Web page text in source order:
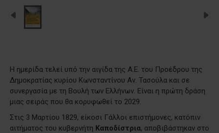
Η ημερίδα τελεί υπό την αιγίδα της Α.Ε. του Προέδρου της
Δημοκρατίας κυρίου Κωνσταντίνου Αν. Τασούλα και σε
συνεργασία με τη Βουλή των Ελλήνων. Είναι η πρώτη δράση
μιας σειράς που θα κορυφωθεί το 2029.
Στις 3 Μαρτίου 1829, είκοσι Γάλλοι επιστήμονες, κατόπιν
αιτήματος του κυβερνήτη Καποδίστρια, αποβιβάστηκαν στο